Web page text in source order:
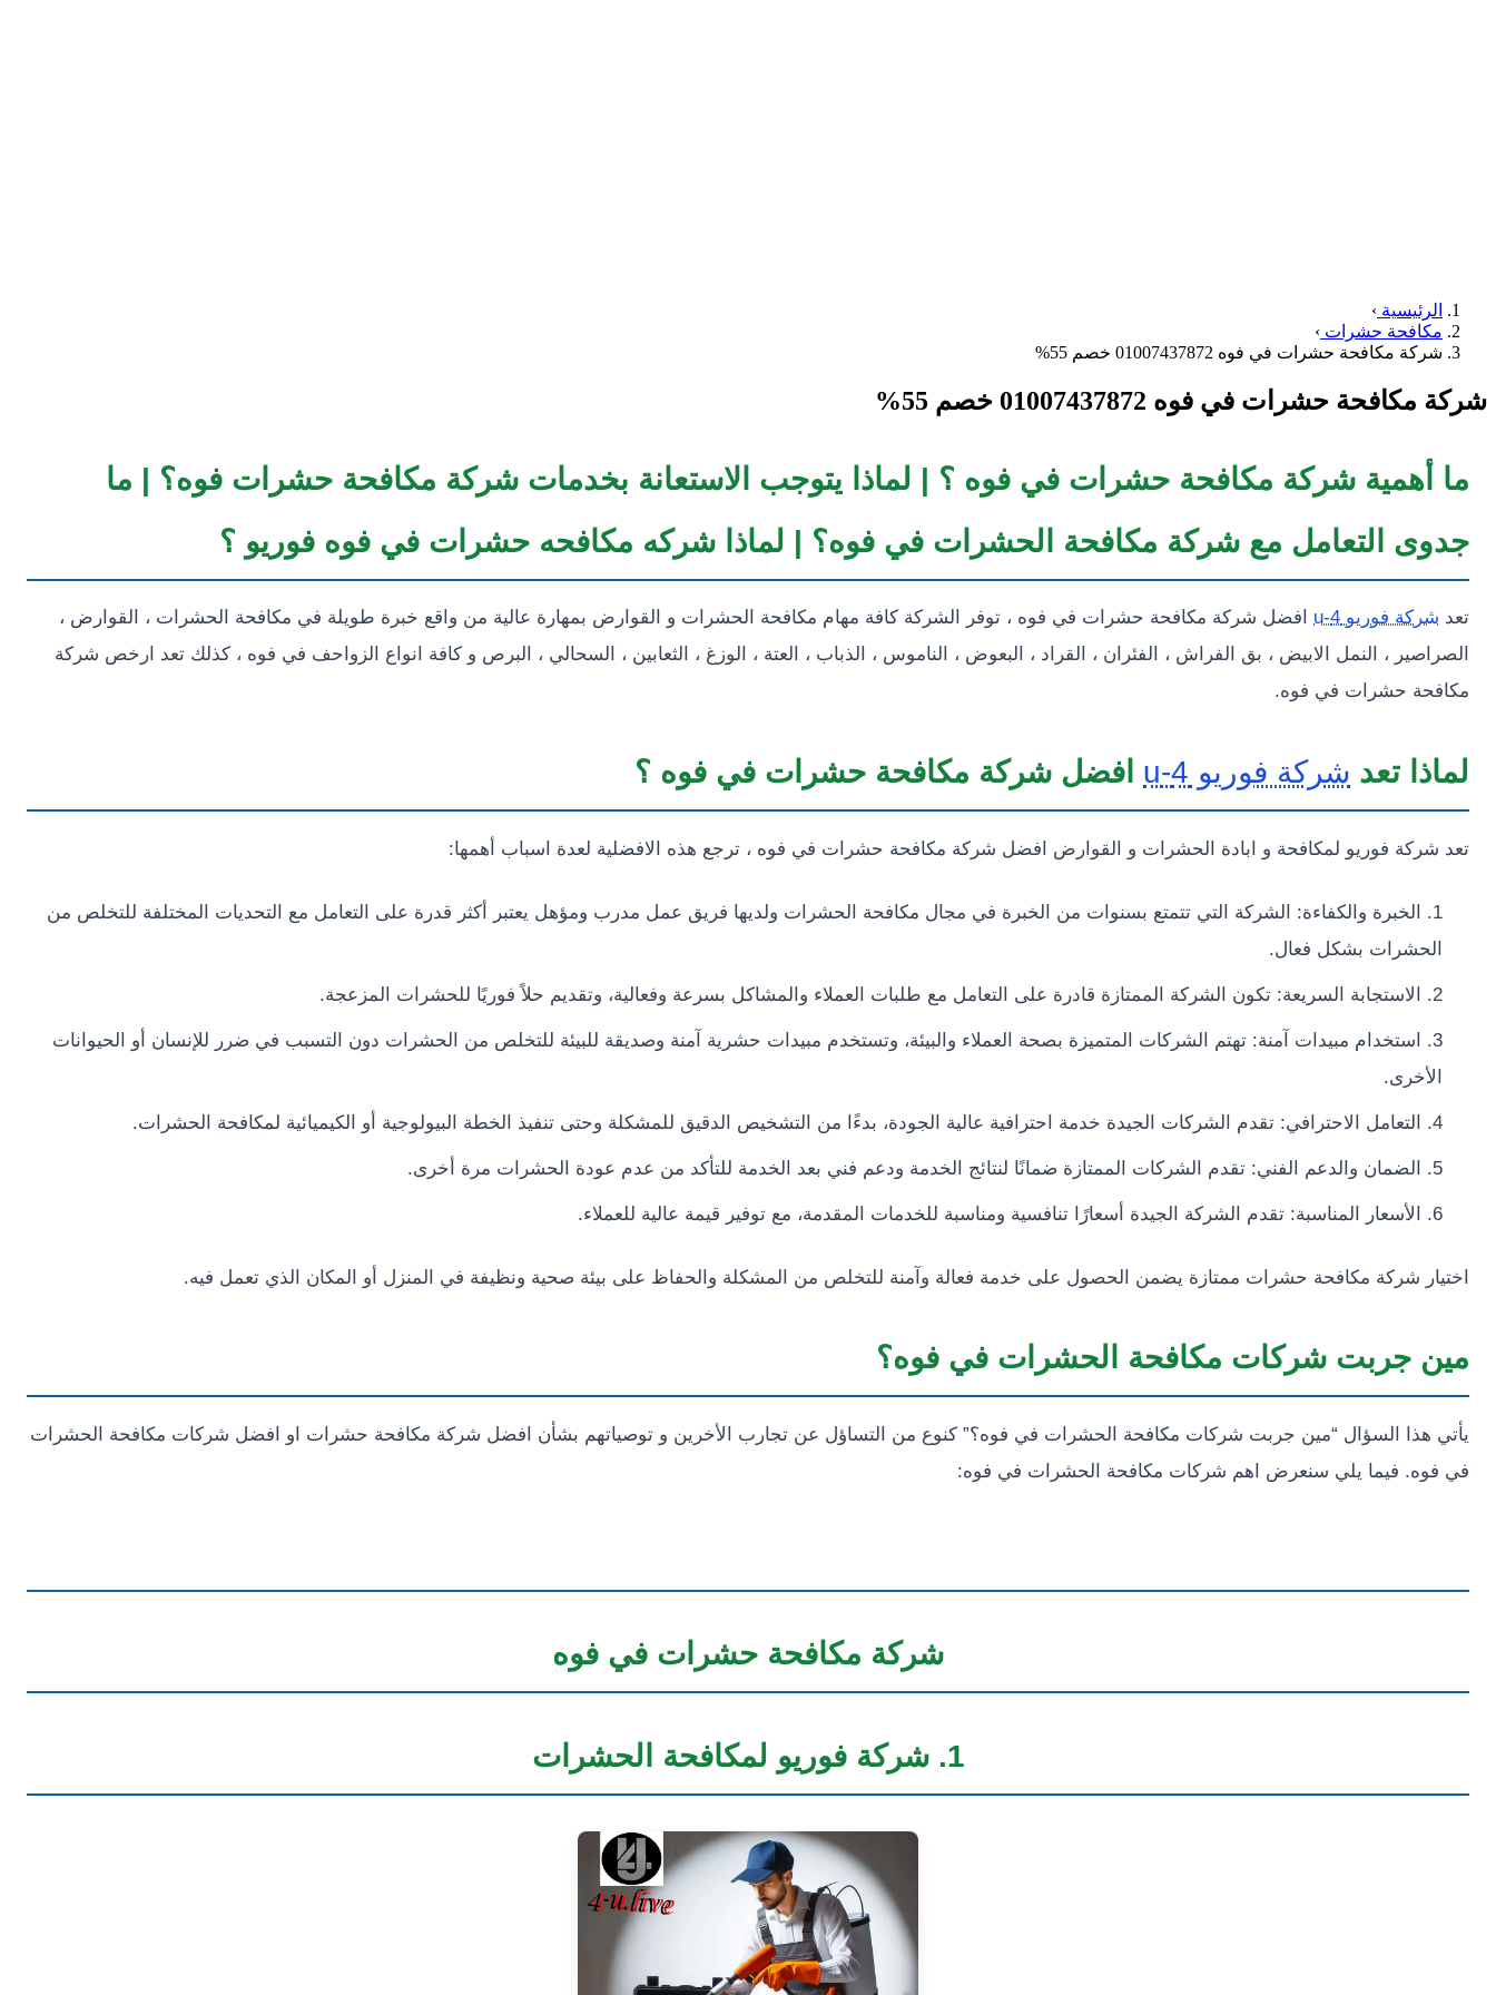
الرئيسية ›
مكافحة حشرات ›
شركة مكافحة حشرات في فوه 01007437872 خصم 55%
شركة مكافحة حشرات في فوه 01007437872 خصم 55%
ما أهمية شركة مكافحة حشرات في فوه ؟ | لماذا يتوجب الاستعانة بخدمات شركة مكافحة حشرات فوه؟ | ما
جدوى التعامل مع شركة مكافحة الحشرات في فوه؟ | لماذا شركه مكافحه حشرات في فوه فوريو ؟
تعد شركة فوريو 4-u
افضل شركة مكافحة حشرات في فوه ، توفر الشركة كافة مهام مكافحة الحشرات و القوارض بمهارة عالية من واقع خبرة طويلة في مكافحة الحشرات ، القوارض ،
الصراصير ، النمل الابيض ، بق الفراش ، الفئران ، القراد ، البعوض ، الناموس ، الذباب ، العتة ، الوزغ ، الثعابين ، السحالي ، البرص و كافة انواع الزواحف في فوه ، كذلك تعد ارخص شركة
مكافحة حشرات في فوه.
لماذا تعد شركة فوريو 4-u افضل شركة مكافحة حشرات في فوه ؟
تعد شركة فوريو لمكافحة و ابادة الحشرات و القوارض افضل شركة مكافحة حشرات في فوه ، ترجع هذه الافضلية لعدة اسباب أهمها:
الخبرة والكفاءة: الشركة التي تتمتع بسنوات من الخبرة في مجال مكافحة الحشرات ولديها فريق عمل مدرب ومؤهل يعتبر أكثر قدرة على التعامل مع التحديات المختلفة للتخلص من
الحشرات بشكل فعال.
الاستجابة السريعة: تكون الشركة الممتازة قادرة على التعامل مع طلبات العملاء والمشاكل بسرعة وفعالية، وتقديم حلاً فوريًا للحشرات المزعجة.
استخدام مبيدات آمنة: تهتم الشركات المتميزة بصحة العملاء والبيئة، وتستخدم مبيدات حشرية آمنة وصديقة للبيئة للتخلص من الحشرات دون التسبب في ضرر للإنسان أو الحيوانات
الأخرى.
التعامل الاحترافي: تقدم الشركات الجيدة خدمة احترافية عالية الجودة، بدءًا من التشخيص الدقيق للمشكلة وحتى تنفيذ الخطة البيولوجية أو الكيميائية لمكافحة الحشرات.
الضمان والدعم الفني: تقدم الشركات الممتازة ضمانًا لنتائج الخدمة ودعم فني بعد الخدمة للتأكد من عدم عودة الحشرات مرة أخرى.
الأسعار المناسبة: تقدم الشركة الجيدة أسعارًا تنافسية ومناسبة للخدمات المقدمة، مع توفير قيمة عالية للعملاء.
اختيار شركة مكافحة حشرات ممتازة يضمن الحصول على خدمة فعالة وآمنة للتخلص من المشكلة والحفاظ على بيئة صحية ونظيفة في المنزل أو المكان الذي تعمل فيه.
مين جربت شركات مكافحة الحشرات في فوه؟
يأتي هذا السؤال “مين جربت شركات مكافحة الحشرات في فوه؟” كنوع من التساؤل عن تجارب الأخرين و توصياتهم بشأن افضل شركة مكافحة حشرات او افضل شركات مكافحة الحشرات
في فوه. فيما يلي سنعرض اهم شركات مكافحة الحشرات في فوه:
شركة مكافحة حشرات في فوه
1. شركة فوريو لمكافحة الحشرات